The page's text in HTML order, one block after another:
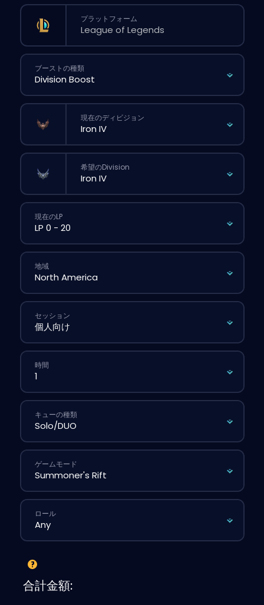
プラットフォーム
ブーストの種類
現在のディビジョン
希望のDivision
現在のLP
地域
セッション
時間
キューの種類
ゲームモード
ロール
合計金額: